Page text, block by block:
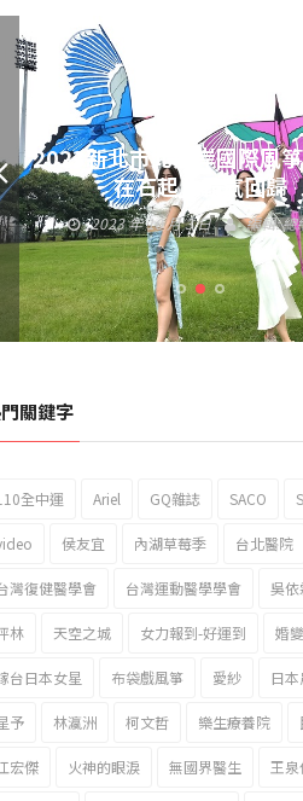
2023新北市北海岸國際風
在石起」霸氣回歸
2023 年 10 月 3 日 編輯:總
黃偉哲發放武聖夜市加碼
券 呼籲做好登革熱防
2023 年 9 月 23 日 編輯:總
關鍵字
全中運 Ariel GQ雜誌 SACO
侯友宜 內湖草莓季 台北醫院
灣復健醫學會 台灣運動醫學學會 吳依
林 天空之城 女力報到-好運到 婚變
台日本女星 布袋戲風箏 愛紗 日
予 林瀛洲 柯文哲 樂生療養院
宏傑 火神的眼淚 無國界醫生 王泉